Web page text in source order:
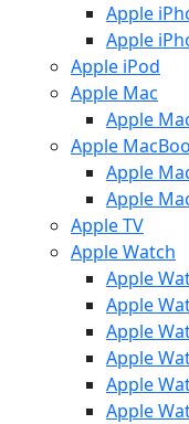
Apple
Apple
Apple iPod
Apple Mac
Apple
Apple
Apple
Apple
Apple TV
Apple Watch
Apple
Apple
Apple
Apple
Apple
Apple